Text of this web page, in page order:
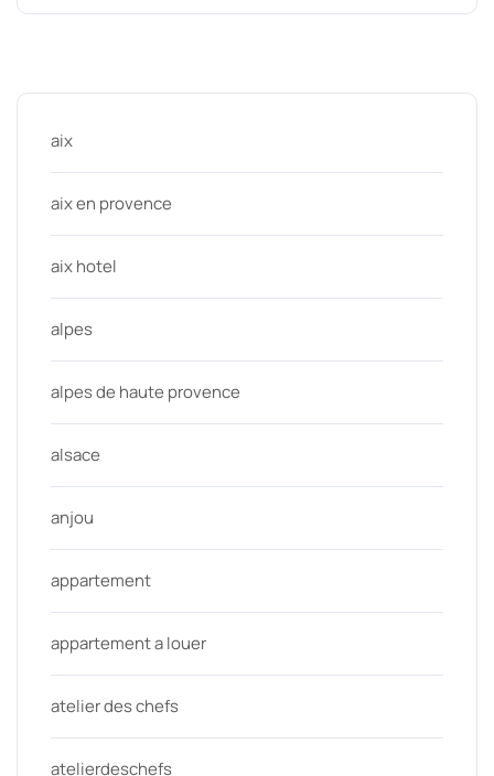
aix
aix en provence
aix hotel
alpes
alpes de haute provence
alsace
anjou
appartement
appartement a louer
atelier des chefs
atelierdeschefs